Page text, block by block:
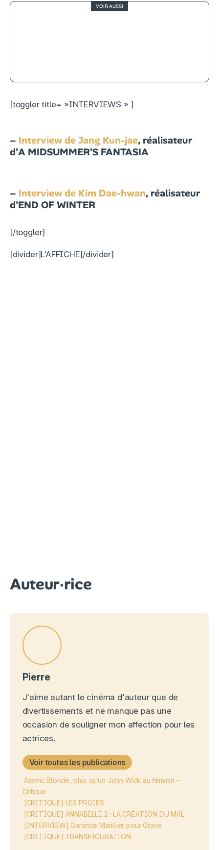
VOIR AUSSI
[toggler title= »INTERVIEWS » ]
– Interview de Jang Kun-jae, réalisateur
d’A MIDSUMMER’S FANTASIA
– Interview de Kim Dae-hwan, réalisateur
d’END OF WINTER
[/toggler]
[divider]L’AFFICHE[/divider]
Auteur·rice
Pierre
J'aime autant le cinéma d'auteur que de
divertissements et ne manque pas une
occasion de souligner mon affection pour les
actrices.
Voir toutes les publications
Atomic Blonde, plus qu’un John Wick au féminin –
Critique
[CRITIQUE] LES PROIES
[CRITIQUE] ANNABELLE 2 : LA CRÉATION DU MAL
[INTERVIEW] Garance Marillier pour Grave
[CRITIQUE] TRANSFIGURATION